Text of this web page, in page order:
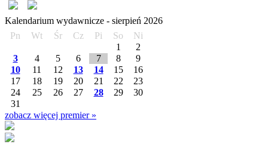
Kalendarium wydawnicze - sierpień 2026
Pn
Wt Śr Cz Pi So
Ni
1
2
3
4 5 6 7 8
9
10
11 12 13 14 15
16
17
18 19 20 21 22
23
24
25 26 27 28 29
30
31
zobacz więcej premier »